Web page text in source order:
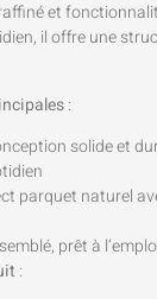
et
il offre une
:
solide et
parquet naturel
prêt à
: